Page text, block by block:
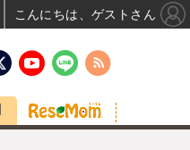
こんにちは、ゲストさん